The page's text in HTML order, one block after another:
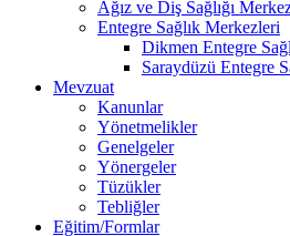
Ağız ve Diş Sağlığı
Entegre Sağlık Merkezleri
Dikmen Entegre
Saraydüzü Entegre
Mevzuat
Kanunlar
Yönetmelikler
Genelgeler
Yönergeler
Tüzükler
Tebliğler
Eğitim/Formlar